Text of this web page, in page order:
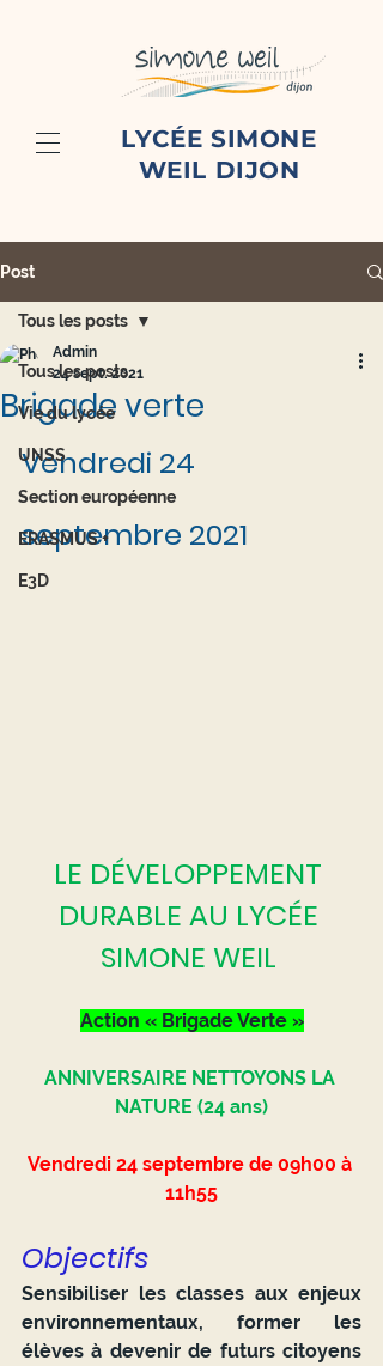
LYCÉE SIMONE
WEIL DIJON
Post
Tous les posts
Vie du lycée
UNSS
Section européenne
ERASMUS +
E3D
Tous les posts
Brigade verte
Admin
24 sept. 2021
Vendredi 24
septembre 2021
LE DÉVELOPPEMENT
DURABLE AU LYCÉE
SIMONE WEIL
Action « Brigade Verte »
ANNIVERSAIRE NETTOYONS LA
NATURE (24 ans)
Vendredi 24 septembre de 09h00 à
11h55
Objectifs
Sensibiliser les classes aux enjeux
environnementaux, former les
élèves à devenir de futurs citoyens